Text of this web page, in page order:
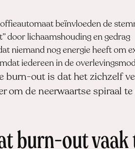
beïnvloeden de
door lichaamshouding en gedrag
niemand nog energie heeft om
iedereen in de
burn-out is dat het zichzelf
om de neerwaartse spiraal te
burn-out vaak